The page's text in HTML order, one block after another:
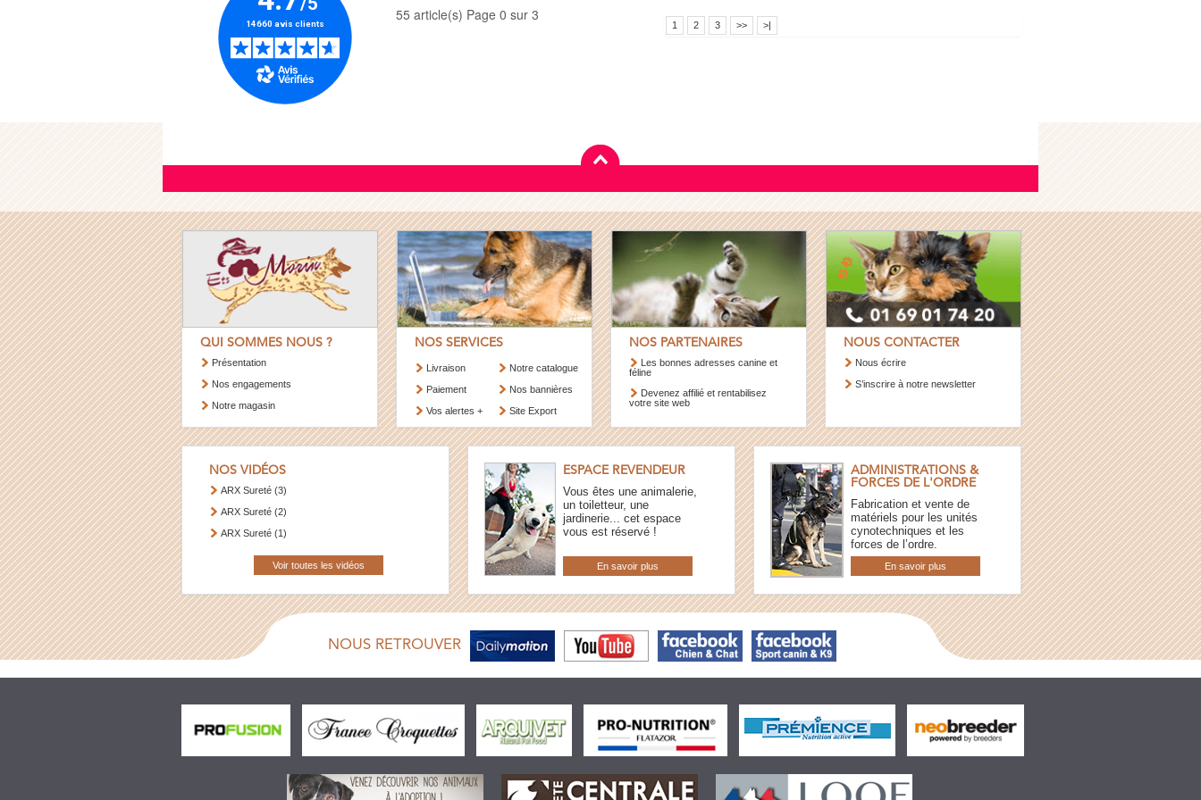
55 article(s) Page 0 sur 3
1 2 3 >> >|
QUI SOMMES NOUS ?
Présentation
Nos engagements
Notre magasin
NOS SERVICES
Livraison
Paiement
Vos alertes +
Notre catalogue
Nos bannières
Site Export
NOS PARTENAIRES
Les bonnes adresses canine et
féline
Devenez affilié et rentabilisez
votre site web
NOUS CONTACTER
Nous écrire
S’inscrire à notre newsletter
NOS VIDÉOS
ARX Sureté (3)
ARX Sureté (2)
ARX Sureté (1)
Voir toutes les vidéos
ESPACE REVENDEUR
Vous êtes une animalerie,
un toiletteur, une
jardinerie... cet espace
vous est réservé !
En savoir plus
ADMINISTRATIONS &
FORCES DE L'ORDRE
Fabrication et vente de
matériels pour les unités
cynotechniques et les
forces de l’ordre.
En savoir plus
NOUS RETROUVER